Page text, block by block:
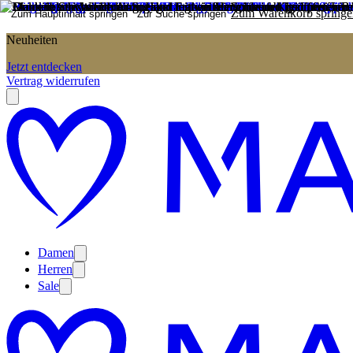
Zum Hauptinhalt springen Zur Suche springen Zum Warenkorb
Neuheiten
Jetzt entdecken
Vertrag widerrufen
Damen
Herren
Sale